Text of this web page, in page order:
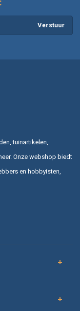
Verstuur
tuinartikelen,
Onze webshop biedt
en hobbyisten,